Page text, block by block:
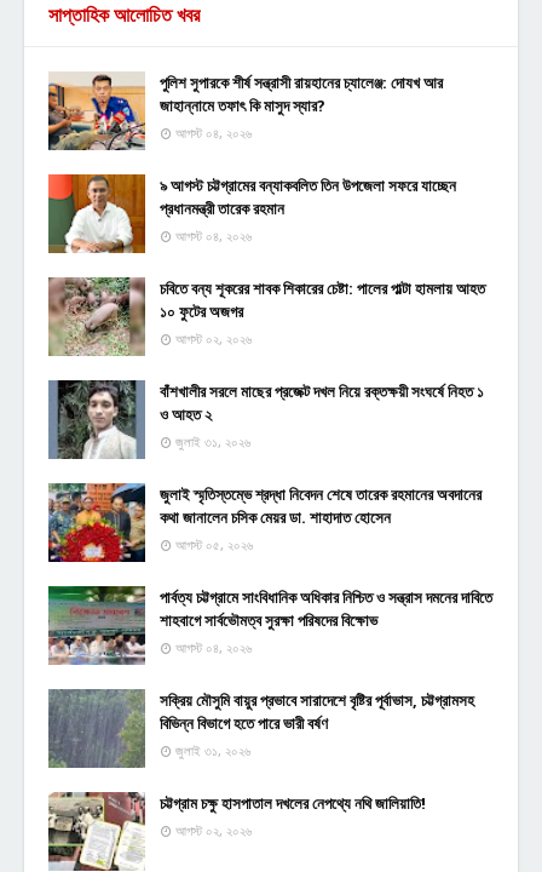
সাপ্তাহিক আলোচিত খবর
পুলিশ সুপারকে শীর্ষ সন্ত্রাসী রায়হানের চ্যালেঞ্জ: দোযখ আর
জাহান্নামে তফাৎ কি মাসুদ স্যার?
আগস্ট ০৪, ২০২৬
৯ আগস্ট চট্টগ্রামের বন্যাকবলিত তিন উপজেলা সফরে যাচ্ছেন
প্রধানমন্ত্রী তারেক রহমান
আগস্ট ০৪, ২০২৬
চবিতে বন্য শূকরের শাবক শিকারের চেষ্টা: পালের পাল্টা হামলায় আহত
১০ ফুটের অজগর
আগস্ট ০২, ২০২৬
বাঁশখালীর সরলে মাছের প্রজেক্ট দখল নিয়ে রক্তক্ষয়ী সংঘর্ষে নিহত ১
ও আহত ২
জুলাই ৩১, ২০২৬
জুলাই স্মৃতিস্তম্ভে শ্রদ্ধা নিবেদন শেষে তারেক রহমানের অবদানের
কথা জানালেন চসিক মেয়র ডা. শাহাদাত হোসেন
আগস্ট ০৫, ২০২৬
পার্বত্য চট্টগ্রামে সাংবিধানিক অধিকার নিশ্চিত ও সন্ত্রাস দমনের দাবিতে
শাহবাগে সার্বভৌমত্ব সুরক্ষা পরিষদের বিক্ষোভ
আগস্ট ০৪, ২০২৬
সক্রিয় মৌসুমি বায়ুর প্রভাবে সারাদেশে বৃষ্টির পূর্বাভাস, চট্টগ্রামসহ
বিভিন্ন বিভাগে হতে পারে ভারী বর্ষণ
জুলাই ৩১, ২০২৬
চট্টগ্রাম চক্ষু হাসপাতাল দখলের নেপথ্যে নথি জালিয়াতি!
আগস্ট ০২, ২০২৬